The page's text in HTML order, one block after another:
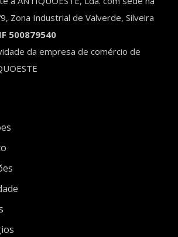
Zona Industrial de Valverde, Silveira
500879540
da empresa de comércio de